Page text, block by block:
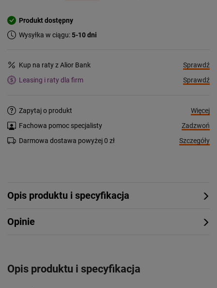
Produkt dostępny
Wysyłka w ciągu:5-10 dni
Kup na raty z Alior Bank
Sprawdź
Leasing i raty dla firm
Sprawdź
Zapytaj o produkt
Więcej
Fachowa pomoc specjalisty
Zadzwoń
Darmowa dostawa powyżej 0 zł
Szczegóły
Opis produktu i specyfikacja
Opinie
Opis produktu i specyfikacja